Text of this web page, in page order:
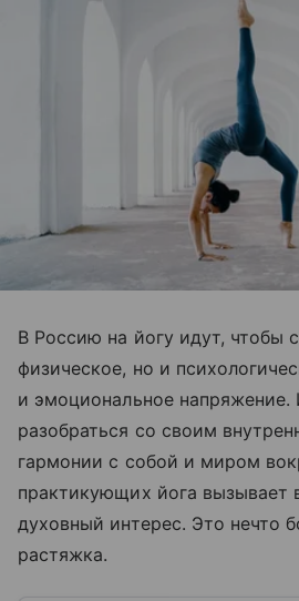
В Россию на йогу идут, чтобы
физическое, но и
и эмоциональное
разобраться со своим
гармонии с собой и миром
практикующих йога вызывает
духовный интерес. Это нечто
растяжка.